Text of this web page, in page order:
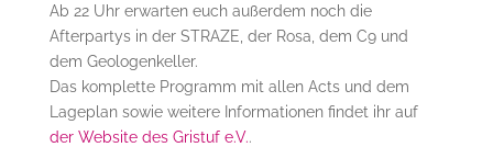
Ab 22 Uhr erwarten euch außerdem noch die
Afterpartys in der STRAZE, der Rosa, dem C9 und
dem Geologenkeller.
Das komplette Programm mit allen Acts und dem
Lageplan sowie weitere Informationen findet ihr auf
der Website des Gristuf e.V..